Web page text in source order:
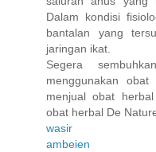
Dalam kondisi
bantalan yang
jaringan ikat.
Segera
menggunakan
menjual obat
obat herbal De
wasir
ambeien